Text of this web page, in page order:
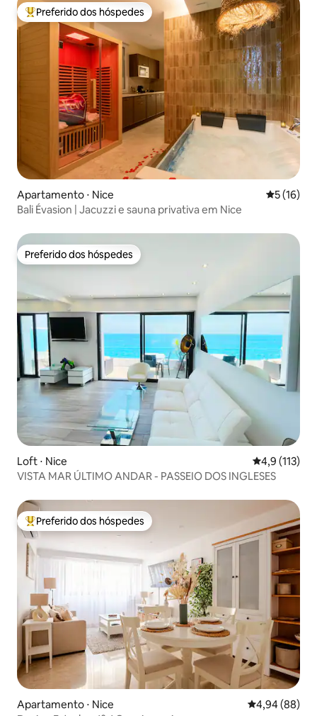
Entre os melhores preferidos dos hóspedes
Preferido dos hóspedes
Apartamento ⋅ Nice 5 de uma
5 (16)
Bali Évasion | Jacuzzi e sauna privativa em Nice
Preferido dos hóspedes
Preferido dos hóspedes
Loft ⋅ Nice 4,9 de uma
4,9 (113)
VISTA MAR ÚLTIMO ANDAR - PASSEIO DOS INGLESES
Entre os melhores preferidos dos hóspedes
Preferido dos hóspedes
Apartamento ⋅ Nice 4,94 de uma
4,94 (88)